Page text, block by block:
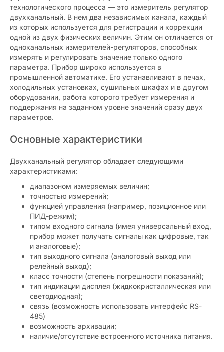
технологического процесса — это измеритель регулятор
двухканальный. В нем два независимых канала, каждый
из которых используется для регистрации и коррекции
одной из двух физических величин. Этим он отличается от
одноканальных измерителей-регуляторов, способных
измерять и регулировать значение только одного
параметра. Прибор широко используется в
промышленной автоматике. Его устанавливают в печах,
холодильных установках, сушильных шкафах и в другом
оборудовании, работа которого требует измерения и
поддержания на заданном уровне значений сразу двух
параметров.
Основные характеристики
Двухканальный регулятор обладает следующими
характеристиками:
диапазоном измеряемых величин;
точностью измерений;
функцией управления (например, позиционное или
ПИД-режим);
типом входного сигнала (имея универсальный вход,
прибор может получать сигналы как цифровые, так
и аналоговые);
тип выходного сигнала (аналоговый выход или
релейный выход);
класс точности (степень погрешности показаний);
тип индикации дисплея (жидкокристаллическая или
светодиодная);
связь (возможность использовать интерфейс RS-
485)
возможность архивации;
наличие/отсутствие встроенного источника питания.